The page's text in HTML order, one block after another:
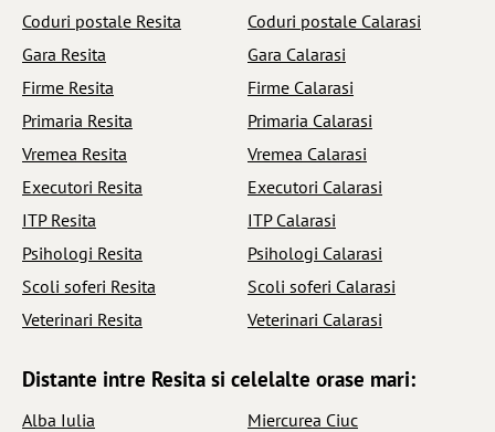
Coduri postale Resita
Gara Resita
Firme Resita
Primaria Resita
Vremea Resita
Executori Resita
ITP Resita
Psihologi Resita
Scoli soferi Resita
Veterinari Resita
Coduri postale Calarasi
Gara Calarasi
Firme Calarasi
Primaria Calarasi
Vremea Calarasi
Executori Calarasi
ITP Calarasi
Psihologi Calarasi
Scoli soferi Calarasi
Veterinari Calarasi
Distante intre Resita si celelalte orase mari:
Alba Iulia
Miercurea Ciuc